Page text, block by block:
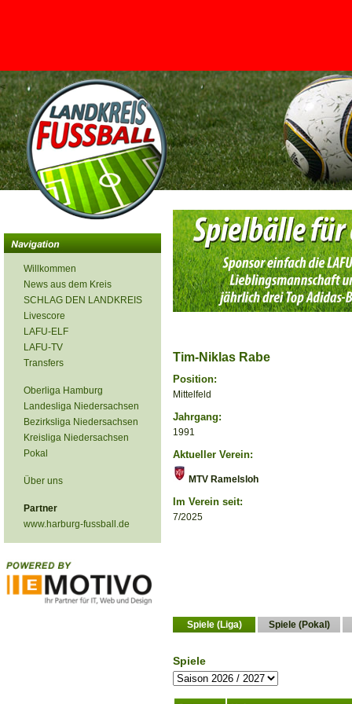
<
Willkommen
News aus dem Kreis
SCHLAG DEN LANDKREIS
Livescore
LAFU-ELF
LAFU-TV
Transfers
Oberliga Hamburg
Landesliga Niedersachsen
Bezirksliga Niedersachsen
Kreisliga Niedersachsen
Pokal
Über uns
Partner
www.harburg-fussball.de
Tim-Niklas Rabe
Position:
Mittelfeld
Jahrgang:
1991
Aktueller Verein:
MTV Ramelsloh
Im Verein seit:
7/2025
Spiele (Liga) Spiele (Pokal)
Spiele